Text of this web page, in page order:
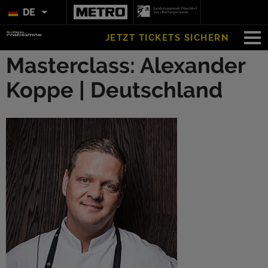
DE
JETZT TICKETS SICHERN
Masterclass: Alexander
Koppe | Deutschland